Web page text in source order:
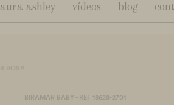
laura ashley vídeos blog
BIRAMAR BABY - REF 18628-2701